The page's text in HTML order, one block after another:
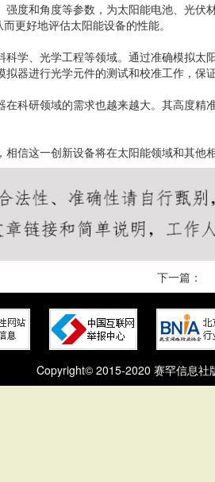
度和角度等参数，为太阳能电池、光
更好地评估太阳能设备的性能。
学、光学工程等领域。通过准确模拟
器进行光学元件的测试和校准工作，保
科研领域的需求也越来越大。其高度
信这一创新设备将在太阳能领域和其他
下一篇：
Copyright© 2015-2020 赛罕信息社